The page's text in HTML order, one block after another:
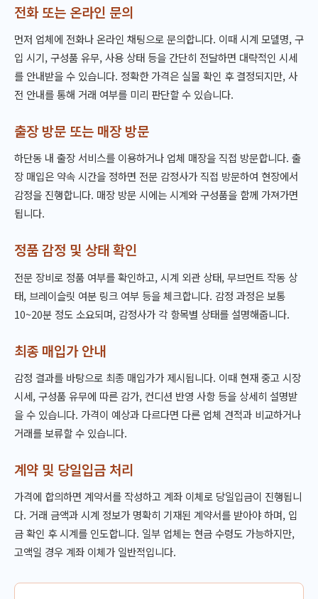
전화 또는 온라인 문의
먼저 업체에 전화나 온라인 채팅으로 문의합니다. 이때 시계 모델명, 구
입 시기, 구성품 유무, 사용 상태 등을 간단히 전달하면 대략적인 시세
를 안내받을 수 있습니다. 정확한 가격은 실물 확인 후 결정되지만, 사
전 안내를 통해 거래 여부를 미리 판단할 수 있습니다.
출장 방문 또는 매장 방문
하단동 내 출장 서비스를 이용하거나 업체 매장을 직접 방문합니다. 출
장 매입은 약속 시간을 정하면 전문 감정사가 직접 방문하여 현장에서
감정을 진행합니다. 매장 방문 시에는 시계와 구성품을 함께 가져가면
됩니다.
정품 감정 및 상태 확인
전문 장비로 정품 여부를 확인하고, 시계 외관 상태, 무브먼트 작동 상
태, 브레이슬릿 여분 링크 여부 등을 체크합니다. 감정 과정은 보통
10~20분 정도 소요되며, 감정사가 각 항목별 상태를 설명해줍니다.
최종 매입가 안내
감정 결과를 바탕으로 최종 매입가가 제시됩니다. 이때 현재 중고 시장
시세, 구성품 유무에 따른 감가, 컨디션 반영 사항 등을 상세히 설명받
을 수 있습니다. 가격이 예상과 다르다면 다른 업체 견적과 비교하거나
거래를 보류할 수 있습니다.
계약 및 당일입금 처리
가격에 합의하면 계약서를 작성하고 계좌 이체로 당일입금이 진행됩니
다. 거래 금액과 시계 정보가 명확히 기재된 계약서를 받아야 하며, 입
금 확인 후 시계를 인도합니다. 일부 업체는 현금 수령도 가능하지만,
고액일 경우 계좌 이체가 일반적입니다.